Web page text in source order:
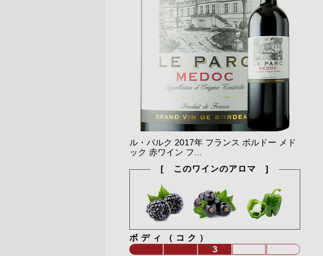
ル・パルク 2017年 フランス ボルドー メド
ック 赤ワイン フ...
[ このワインのアロマ ]
ボディ（コク）